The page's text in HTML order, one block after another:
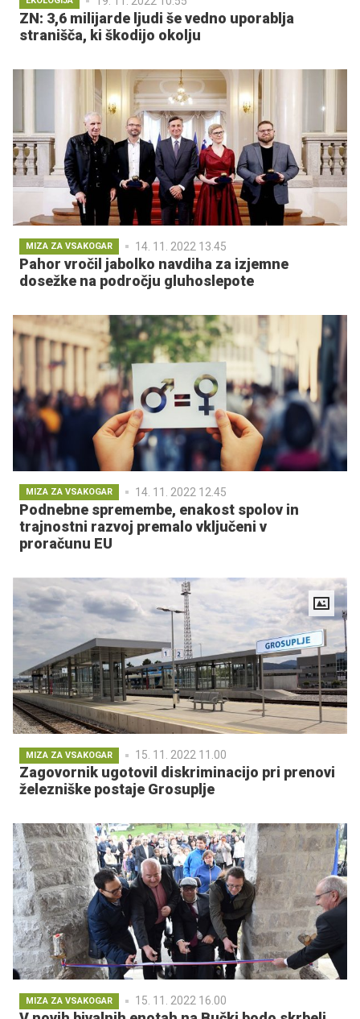
ZN: 3,6 milijarde ljudi še vedno uporablja
stranišča, ki škodijo okolju
MIZA ZA VSAKOGAR 14. 11. 2022 13.45
Pahor vročil jabolko navdiha za izjemne
dosežke na področju gluhoslepote
MIZA ZA VSAKOGAR 14. 11. 2022 12.45
Podnebne spremembe, enakost spolov in
trajnostni razvoj premalo vključeni v
proračunu EU
MIZA ZA VSAKOGAR 15. 11. 2022 11.00
Zagovornik ugotovil diskriminacijo pri prenovi
železniške postaje Grosuplje
MIZA ZA VSAKOGAR 15. 11. 2022 16.00